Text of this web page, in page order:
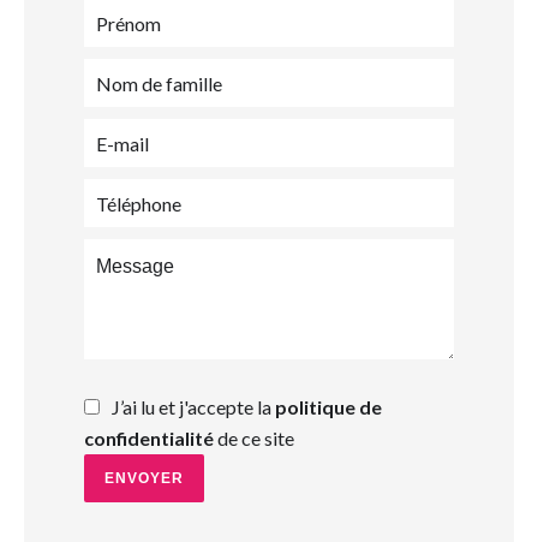
J’ai lu et j'accepte la politique de
confidentialitéde ce site
ENVOYER